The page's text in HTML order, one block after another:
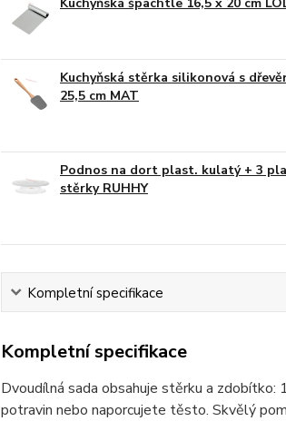
Kuchyňská stěrka silikonová s
25,5 cm MAT
Podnos na dort plast. kulatý + 3
stěrky RUHHY
Kompletní specifikace
Kompletní specifikace
Dvoudílná sada obsahuje stěrku a zdobítko:
potravin nebo naporcujete těsto. Skvělý